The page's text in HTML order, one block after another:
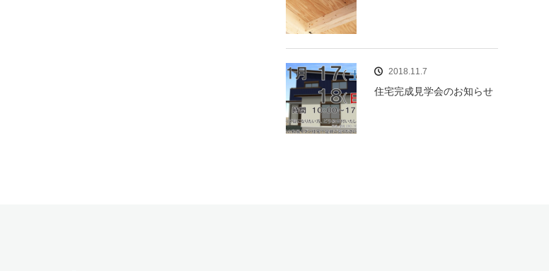
2018.11.7
住宅完成見学会のお知らせ